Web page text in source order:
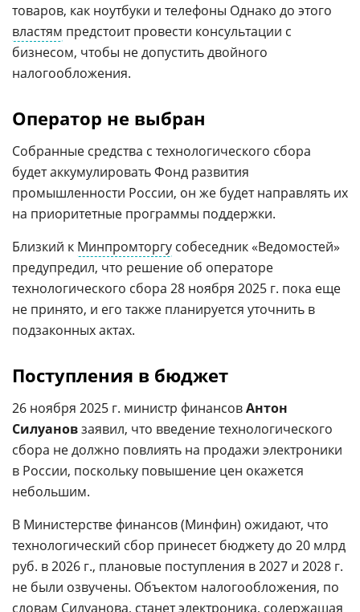
товаров, как ноутбуки и телефоны Однако до этого
властям предстоит провести консультации с
бизнесом, чтобы не допустить двойного
налогообложения.
Оператор не выбран
Собранные средства с технологического сбора
будет аккумулировать Фонд развития
промышленности России, он же будет направлять их
на приоритетные программы поддержки.
Близкий к Минпромторгу собеседник «Ведомостей»
предупредил, что решение об операторе
технологического сбора 28 ноября 2025 г. пока еще
не принято, и его также планируется уточнить в
подзаконных актах.
Поступления в бюджет
26 ноября 2025 г. министр финансовАнтон
Силуановзаявил, что введение технологического
сбора не должно повлиять на продажи электроники
в России, поскольку повышение цен окажется
небольшим.
В Министерстве финансов (Минфин) ожидают, что
технологический сбор принесет бюджету до 20 млрд
руб. в 2026 г., плановые поступления в 2027 и 2028 г.
не были озвучены. Объектом налогообложения, по
словам Силуанова, станетэлектроника, содержащая